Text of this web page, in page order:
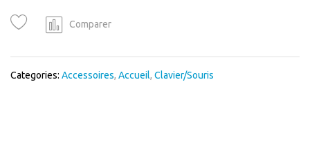
ghosting
Comparer
Categories: Accessoires, Accueil, Clavier/Souris